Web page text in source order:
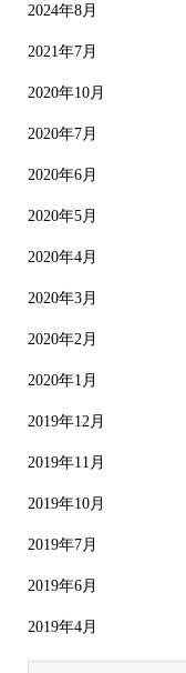
2024年8月
2021年7月
2020年10月
2020年7月
2020年6月
2020年5月
2020年4月
2020年3月
2020年2月
2020年1月
2019年12月
2019年11月
2019年10月
2019年7月
2019年6月
2019年4月